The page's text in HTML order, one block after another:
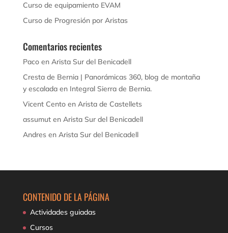
Curso de equipamiento EVAM
Curso de Progresión por Aristas
Comentarios recientes
Pacoen Arista Sur del Benicadell
Cresta de Bernia | Panorámicas 360, blog de montaña
y escaladaen Integral Sierra de Bernia.
Vicent Centoen Arista de Castellets
assumuten Arista Sur del Benicadell
Andresen Arista Sur del Benicadell
CONTENIDO DE LA PÁGINA
Actividades guiadas
Cursos